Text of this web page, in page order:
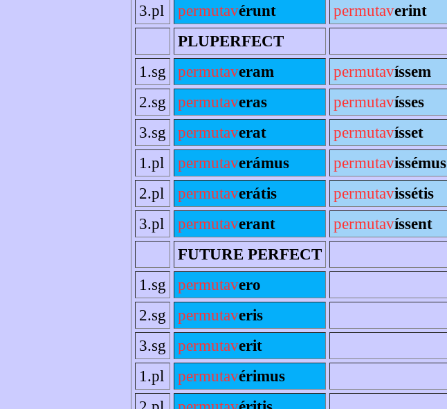
3.pl
permutavérunt permutaverint
PLUPERFECT
1.sg
permutaveram permutavíssem
2.sg
permutaveras permutavísses
3.sg
permutaverat permutavísset
1.pl
permutaverámus permutavissémus
2.pl
permutaverátis permutavissétis
3.pl
permutaverant permutavíssent
FUTURE PERFECT
1.sg
permutavero
2.sg
permutaveris
3.sg
permutaverit
1.pl
permutavérimus